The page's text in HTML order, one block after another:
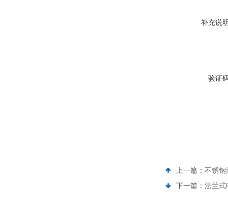
补充说
验证
上一篇： 不锈钢
下一篇： 法兰式